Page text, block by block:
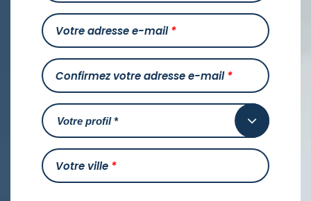
Votre adresse e-mail*
Confirmez votre adresse e-mail*
Votre ville *